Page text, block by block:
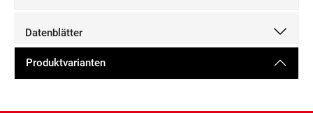
Datenblätter
Produktvarianten